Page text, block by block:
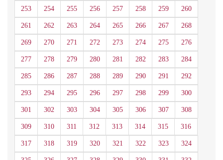
253 254 255 256 257 258 259 260
261 262 263 264 265 266 267 268
269 270 271 272 273 274 275 276
277 278 279 280 281 282 283 284
285 286 287 288 289 290 291 292
293 294 295 296 297 298 299 300
301 302 303 304 305 306 307 308
309 310 311 312 313 314 315 316
317 318 319 320 321 322 323 324